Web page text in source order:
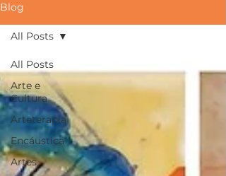
Blog
All Posts
Arte e
Cultura
Arteterapia
Encáustica
Artes
All Posts